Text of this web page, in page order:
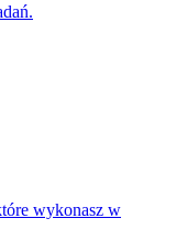
wykonasz w